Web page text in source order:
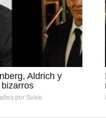
Aldrich y
por Sukie